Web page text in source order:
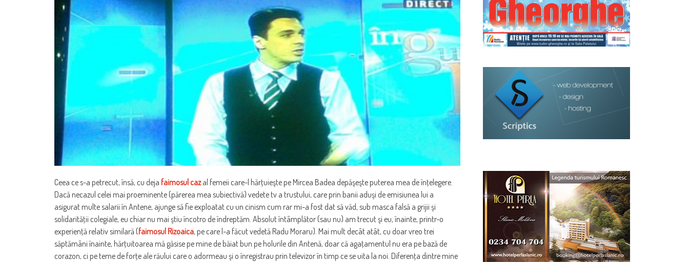
Ceea ce s-a petrecut, însă, cu deja faimosul cazal femeii care-l hărţuieşte pe Mircea Badea depăşeşte puterea mea de înţelegere.
Dacă necazul celei mai proeminente (părerea mea subiectivă) vedete tv a trustului, care prin banii aduşi de emisiunea lui a
asigurat multe salarii în Antene, ajunge să fie exploatat cu un cinism cum rar mi-a fost dat să văd, sub masca falsă a grijii şi
solidarităţii colegiale, eu chiar nu mai ştiu încotro de îndreptăm. Absolut întâmplător (sau nu) am trecut şi eu, înainte, printr-o
experienţă relativ similară (faimosul Rizoaica, pe care l-a făcut vedetă Radu Moraru). Mai mult decât atât, cu doar vreo trei
săptămâni înainte, hărţuitoarea mă găsise pe mine de băiat bun pe holurile din Antenă, doar că agaţamentul nu era pe bază de
corazon, ci pe teme de forţe ale răului care o adormeau şi o înregistrau prin televizor în timp ce se uita la noi. Diferenţa dintre mine